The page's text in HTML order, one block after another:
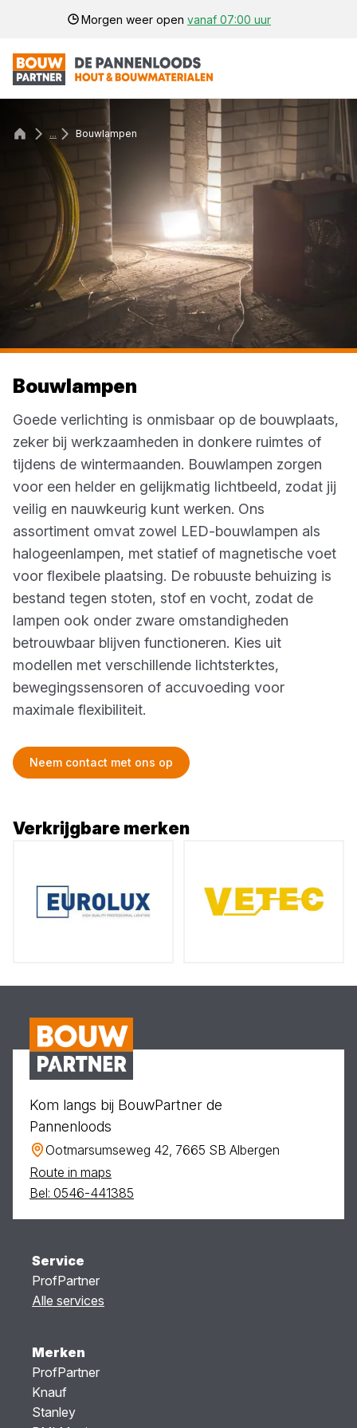
Morgen weer open vanaf 07:00 uur
... Bouwlampen
Bouwlampen
Goede verlichting is onmisbaar op de bouwplaats,
zeker bij werkzaamheden in donkere ruimtes of
tijdens de wintermaanden. Bouwlampen zorgen
voor een helder en gelijkmatig lichtbeeld, zodat jij
veilig en nauwkeurig kunt werken. Ons
assortiment omvat zowel LED-bouwlampen als
halogeenlampen, met statief of magnetische voet
voor flexibele plaatsing. De robuuste behuizing is
bestand tegen stoten, stof en vocht, zodat de
lampen ook onder zware omstandigheden
betrouwbaar blijven functioneren. Kies uit
modellen met verschillende lichtsterktes,
bewegingssensoren of accuvoeding voor
maximale flexibiliteit.
Neem contact met ons op
Verkrijgbare merken
Kom langs bij BouwPartner de
Pannenloods
Ootmarsumseweg 42, 7665 SB Albergen
Route in maps
Bel: 0546-441385
Service
ProfPartner
Alle services
Merken
ProfPartner
Knauf
Stanley